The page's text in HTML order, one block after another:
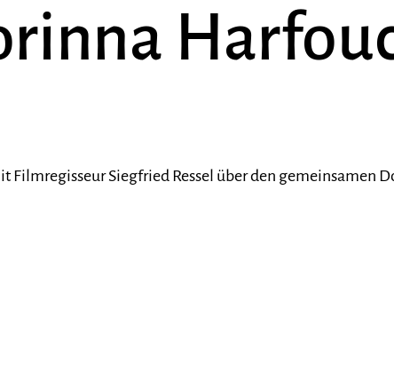
Siegfried Ressel über den gemeinsamen